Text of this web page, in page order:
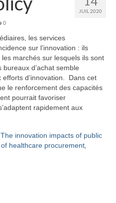
JUIL 2020
0
les services
sur l’innovation : ils
marchés sur lesquels ils sont
d’achat semble
d’innovation. Dans cet
le renforcement des capacités
pourrait favoriser
rapidement aux
The innovation impacts of public
healthcare procurement